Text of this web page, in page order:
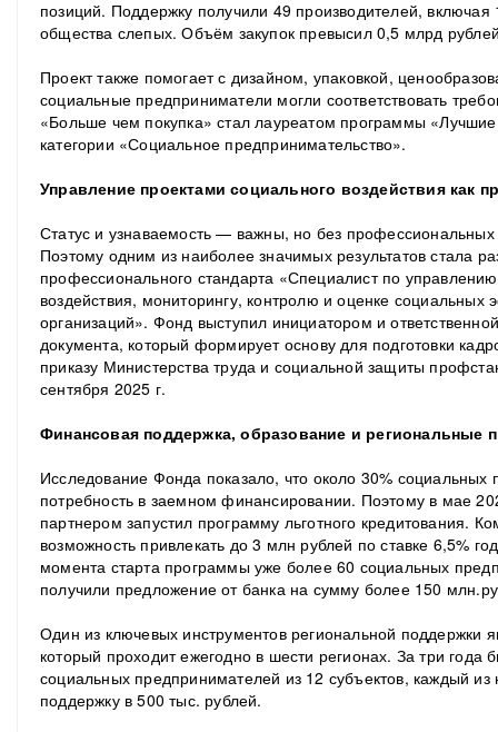
позиций. Поддержку получили 49 производителей,
общества слепых. Объём закупок превысил 0,5 млрд
Проект также помогает с дизайном, упаковкой,
социальные предприниматели могли соответствовать
«Больше чем покупка» стал лауреатом программы
категории «Социальное предпринимательство».
Управление проектами социального воздействия как
Статус и узнаваемость — важны, но без
Поэтому одним из наиболее значимых результатов стала
профессионального стандарта «Специалист по
воздействия, мониторингу, контролю и оценке социальных
организаций». Фонд выступил инициатором и
документа, который формирует основу для подготовки
приказу Министерства труда и социальной защиты
сентября 2025 г.
Финансовая поддержка, образование и региональные
Исследование Фонда показало, что около 30%
потребность в заемном финансировании. Поэтому в мае
партнером запустил программу льготного кредитования.
возможность привлекать до 3 млн рублей по ставке 6,5%
момента старта программы уже более 60 социальных
получили предложение от банка на сумму более 150
Один из ключевых инструментов региональной поддержки
который проходит ежегодно в шести регионах. За три
социальных предпринимателей из 12 субъектов, каждый
поддержку в 500 тыс. рублей.